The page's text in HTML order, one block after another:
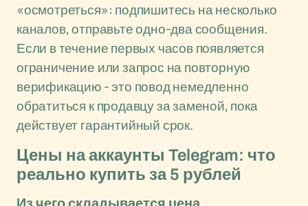
«осмотреться»: подпишитесь на несколько
каналов, отправьте одно-два сообщения.
Если в течение первых часов появляется
ограничение или запрос на повторную
верификацию - это повод немедленно
обратиться к продавцу за заменой, пока
действует гарантийный срок.
Цены на аккаунты Telegram: что
реально купить за 5 рублей